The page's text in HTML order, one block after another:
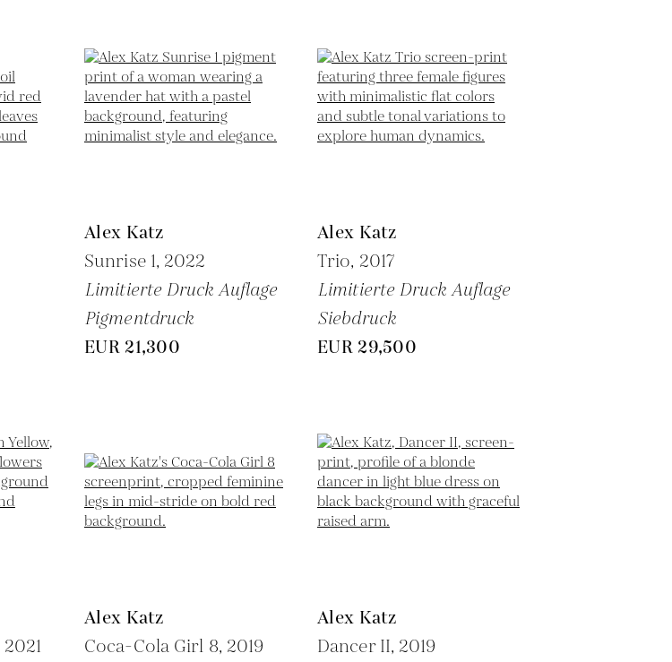
Alex Katz
Sunrise 1, 2022
Limitierte Druck Auflage
Pigmentdruck
EUR 21,300
Alex Katz
Trio, 2017
Limitierte Druck Auflage
Siebdruck
EUR 29,500
2021
Alex Katz
Coca-Cola Girl 8, 2019
Alex Katz
Dancer II, 2019